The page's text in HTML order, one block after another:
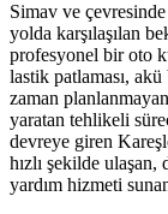
Simav ve
yolda karşılaşılan
profesyonel bir oto
lastik patlaması,
zaman
yaratan tehlikeli
devreye giren
hızlı şekilde
yardım hizmeti